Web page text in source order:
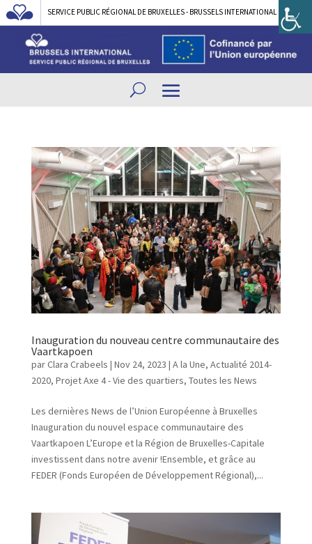
SERVICE PUBLIC RÉGIONAL DE BRUXELLES - BRUSSELS INTERNATIONAL
Inauguration du nouveau centre communautaire des
Vaartkapoen
parClara Crabeels | Nov 24, 2023 | A la Une, Actualité 2014-
2020, Projet Axe 4 - Vie des quartiers, Toutes les News
Les dernières News de l’Union Européenne à Bruxelles
Inauguration du nouvel espace communautaire des
Vaartkapoen L’Europe et la Région de Bruxelles-Capitale
investissent dans notre avenir !Ensemble, et grâce au
FEDER (Fonds Européen de Développement Régional),...